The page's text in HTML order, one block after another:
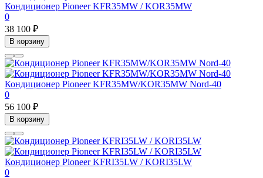
Кондиционер Pioneer KFR35MW / KOR35MW
0
38 100 ₽
В корзину
Кондиционер Pioneer KFR35MW/KOR35MW Nord-40
0
56 100 ₽
В корзину
Кондиционер Pioneer KFRI35LW / KORI35LW
0